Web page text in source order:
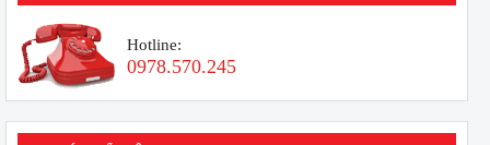
Hotline:
0978.570.245